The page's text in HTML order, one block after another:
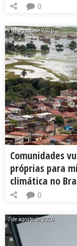
0
7 de agosto de 2026
Comunidades
próprias para
climática no
0
7 de agosto de 2026